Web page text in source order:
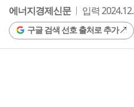
에너지경제신문
입력
구글 검색 선호 출처로 추가